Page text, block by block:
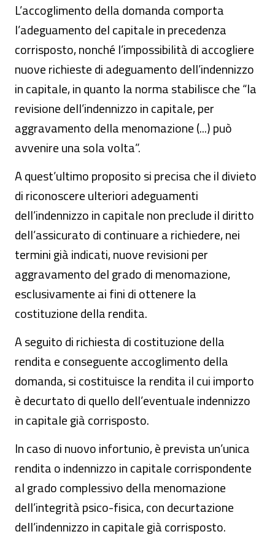
L’accoglimento della domanda comporta
l’adeguamento del capitale in precedenza
corrisposto, nonché l’impossibilità di accogliere
nuove richieste di adeguamento dell’indennizzo
in capitale, in quanto la norma stabilisce che “la
revisione dell’indennizzo in capitale, per
aggravamento della menomazione (...) può
avvenire una sola volta”.
A quest’ultimo proposito si precisa che il divieto
di riconoscere ulteriori adeguamenti
dell’indennizzo in capitale non preclude il diritto
dell’assicurato di continuare a richiedere, nei
termini già indicati, nuove revisioni per
aggravamento del grado di menomazione,
esclusivamente ai fini di ottenere la
costituzione della rendita.
A seguito di richiesta di costituzione della
rendita e conseguente accoglimento della
domanda, si costituisce la rendita il cui importo
è decurtato di quello dell’eventuale indennizzo
in capitale già corrisposto.
In caso di nuovo infortunio, è prevista un’unica
rendita o indennizzo in capitale corrispondente
al grado complessivo della menomazione
dell’integrità psico-fisica, con decurtazione
dell’indennizzo in capitale già corrisposto.